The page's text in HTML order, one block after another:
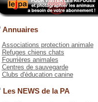
Annuaires
Associations protection animale
Refuges chiens chats
Fourrières animales
Centres de sauvegarde
Clubs d'éducation canine
Les NEWS de la PA